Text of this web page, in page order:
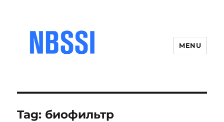
MENU
Tag: биофильтр